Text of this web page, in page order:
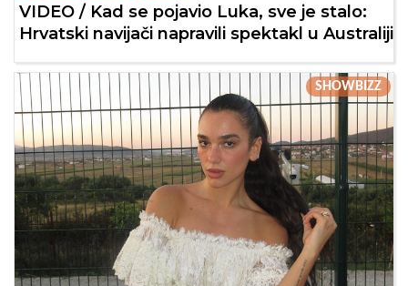
VIDEO / Kad se pojavio Luka, sve je stalo:
Hrvatski navijači napravili spektakl u Australiji
SHOWBIZZ